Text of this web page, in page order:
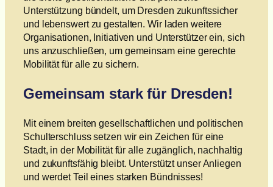
Unterstützung bündelt, um Dresden zukunftssicher
und lebenswert zu gestalten. Wir laden weitere
Organisationen, Initiativen und Unterstützer ein, sich
uns anzuschließen, um gemeinsam eine gerechte
Mobilität für alle zu sichern.
Gemeinsam stark für Dresden!
Mit einem breiten gesellschaftlichen und politischen
Schulterschluss setzen wir ein Zeichen für eine
Stadt, in der Mobilität für alle zugänglich, nachhaltig
und zukunftsfähig bleibt. Unterstützt unser Anliegen
und werdet Teil eines starken Bündnisses!